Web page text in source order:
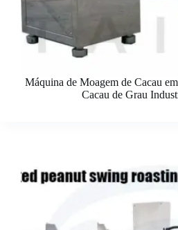
Máquina de Moagem de Cacau
Cacau de Grau